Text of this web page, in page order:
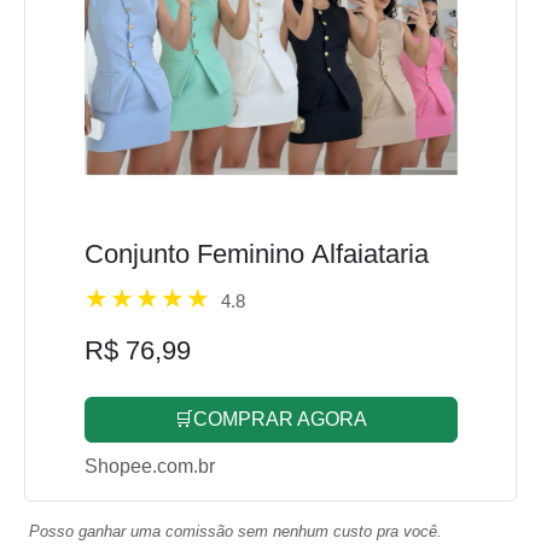
Conjunto Feminino Alfaiataria
4.8
R$ 76,99
🛒COMPRAR AGORA
Shopee.com.br
Posso ganhar uma comissão sem nenhum custo pra você.